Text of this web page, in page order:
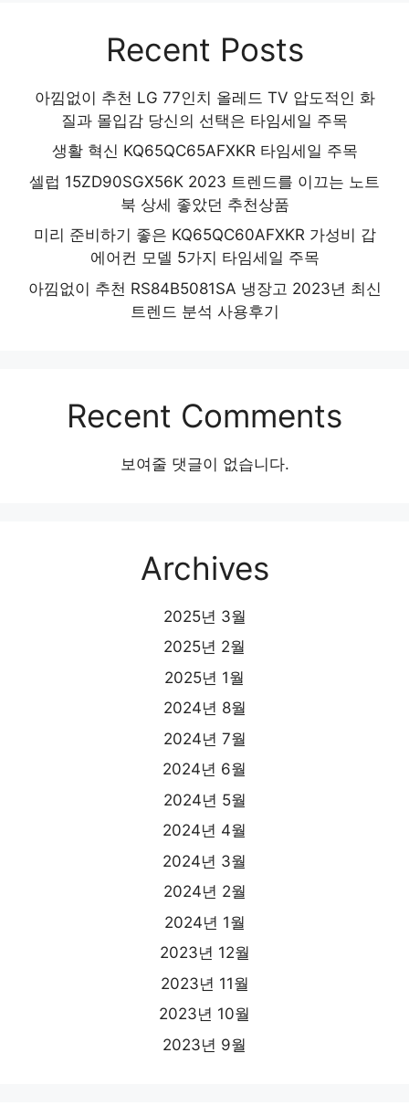
Recent Posts
아낌없이 추천 LG 77인치 올레드 TV 압도적인 화
질과 몰입감 당신의 선택은 타임세일 주목
생활 혁신 KQ65QC65AFXKR 타임세일 주목
셀럽 15ZD90SGX56K 2023 트렌드를 이끄는 노트
북 상세 좋았던 추천상품
미리 준비하기 좋은 KQ65QC60AFXKR 가성비 갑
에어컨 모델 5가지 타임세일 주목
아낌없이 추천 RS84B5081SA 냉장고 2023년 최신
트렌드 분석 사용후기
Recent Comments
보여줄 댓글이 없습니다.
Archives
2025년 3월
2025년 2월
2025년 1월
2024년 8월
2024년 7월
2024년 6월
2024년 5월
2024년 4월
2024년 3월
2024년 2월
2024년 1월
2023년 12월
2023년 11월
2023년 10월
2023년 9월